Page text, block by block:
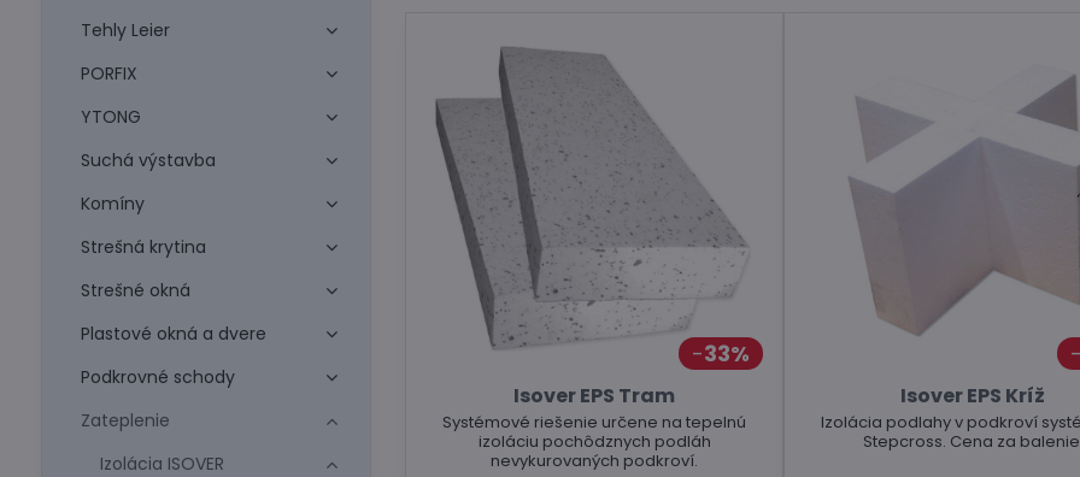
33%
Isover EPS Tram
Systémové riešenie určene na tepelnú
izoláciu pochôdznych podláh
nevykurovaných podkroví.
Isover EPS Kríž
Izolácia podlahy v podkroví systémom
Stepcross. Cena za
Tehly Leier
PORFIX
YTONG
Suchá výstavba
Komíny
Strešná krytina
Strešné okná
Plastové okná a dvere
Podkrovné schody
Zateplenie
Izolácia ISOVER